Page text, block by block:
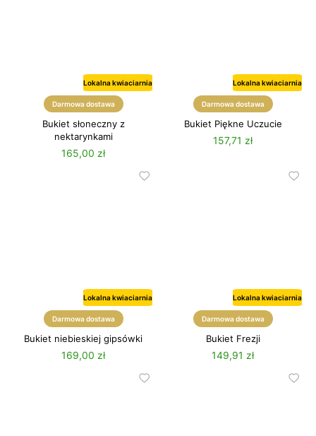
Lokalna kwiaciarnia
Darmowa dostawa
Bukiet słoneczny z
nektarynkami
165,00 zł
Lokalna kwiaciarnia
Darmowa dostawa
Bukiet Piękne Uczucie
157,71 zł
Lokalna kwiaciarnia
Darmowa dostawa
Bukiet niebieskiej gipsówki
169,00 zł
Lokalna kwiaciarnia
Darmowa dostawa
Bukiet Frezji
149,91 zł